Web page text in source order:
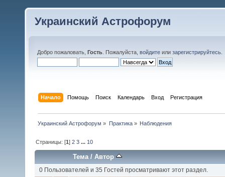
Украинский Астрофорум
Добро пожаловать, Гость . Пожалуйста, войдите или зарегистрируйтесь
Начало Помощь Поиск Календарь Вход Регистрация
Украинский Астрофорум » Практика» Наблюдения
Страницы: [1]2 3 ... 10
Тема/Автор
0 Пользователей и 35 Гостей просматривают этот раздел.